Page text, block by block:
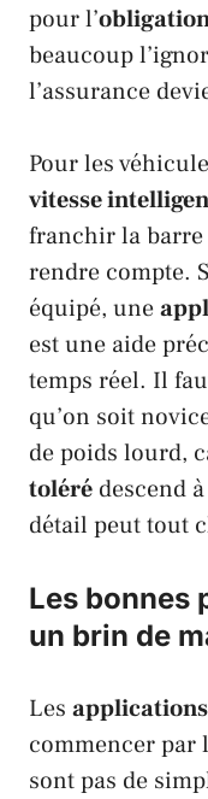
pour l’
beaucoup
l’assurance
Pour les
vitesse
franchir la barre
rendre compte.
équipé, une
est une aide
temps réel. Il
qu’on soit
de poids lourd,
toléré descend
détail peut tout
Les bonnes
un brin de
Les
commencer par
sont pas de